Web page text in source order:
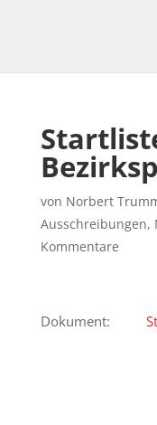
von Norbert
Ausschreibungen,
Kommentare
Dokument: